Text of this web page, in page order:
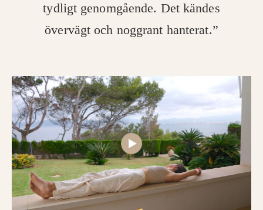
tydligt genomgående. Det kändes
övervägt och noggrant hanterat.”